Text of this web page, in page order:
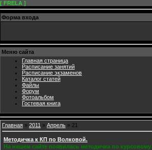
[ FRELA ]
Форма входа
Меню сайта
Главная страница
Расписание занятий
Расписание экзаменов
Каталог статей
Файлы
Форум
Фотоальбом
Гостевая книга
Главная » 2011 » Апрель » 21
Методичка к КП по Волковой.
На нашем сайте появилась методичка по